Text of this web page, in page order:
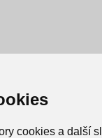
cookies a další